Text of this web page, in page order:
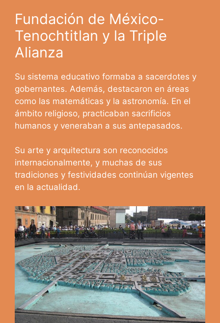
Fundación de México-
Tenochtitlan y la Triple
Alianza
Su sistema educativo formaba a sacerdotes y
gobernantes. Además, destacaron en áreas
como las matemáticas y la astronomía. En el
ámbito religioso, practicaban sacrificios
humanos y veneraban a sus antepasados.
Su arte y arquitectura son reconocidos
internacionalmente, y muchas de sus
tradiciones y festividades continúan vigentes
en la actualidad.